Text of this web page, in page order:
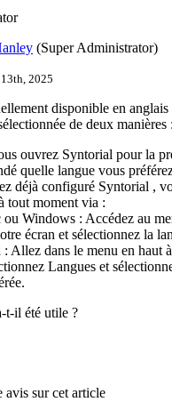
(Super Administrator)
2025
disponible en anglais
électionnée de deux manières :
ouvrez Syntorial pour la
é quelle langue vous préfé
déjà configuré Syntorial ,
tout moment via :
ou Windows : Accédez au
écran et sélectionnez la
: Allez dans le menu en haut à
Langues et sé
rée.
t-il été utile ?
avis sur cet article